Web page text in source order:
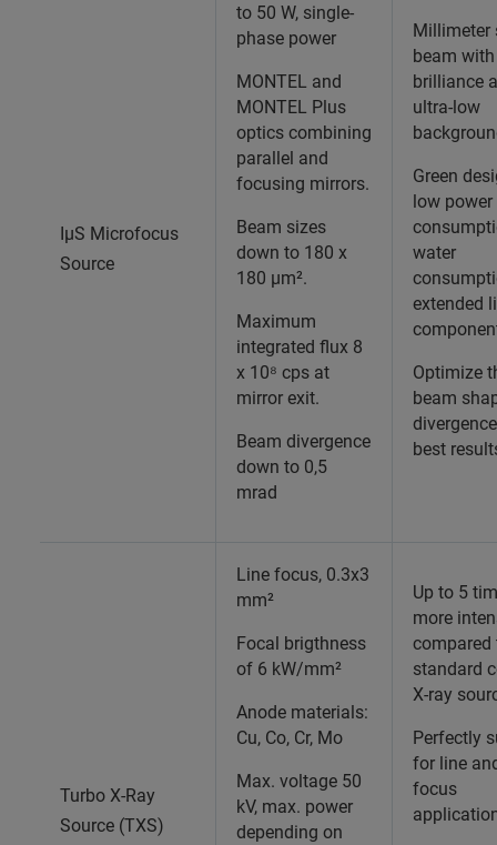
IµS Microfocus
Source
to 50 W, single-
phase power
MONTEL and
MONTEL Plus
optics combining
parallel and
focusing mirrors.
Beam sizes
down to 180 x
180 µm².
Maximum
integrated flux 8
x 10⁸ cps at
mirror exit.
Beam divergence
down to 0,5
mrad
Millimeter
beam
brilliance
ultra-low
Green
low power
water
extended
Optimize
beam
best
Turbo X-Ray
Source (TXS)
Line focus, 0.3x3
mm²
Focal brigthness
of 6 kW/mm²
Anode materials:
Cu, Co, Cr, Mo
Max. voltage 50
kV, max. power
depending on
Up to 5
more
compared
standard
X-ray
Perfectly
for line
focus